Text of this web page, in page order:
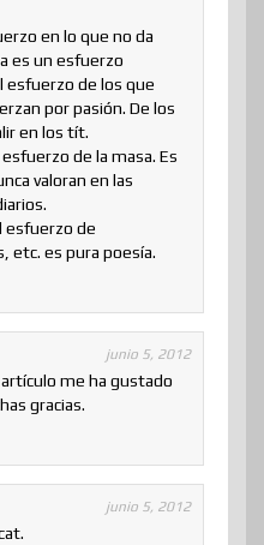
en lo que no da
es un esfuerzo
esfuerzo de los que
por pasión. De los
en los tít.
de la masa. Es
valoran en las
esfuerzo de
etc. es pura poesía.
junio 5, 2012
me ha gustado
gracias.
junio 5, 2012